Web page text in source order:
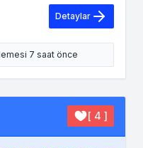
Detaylar
7 saat önce
[ 4 ]